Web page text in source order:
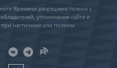
Времени разрешено только с
упоминание сайта и
при частичном или полном